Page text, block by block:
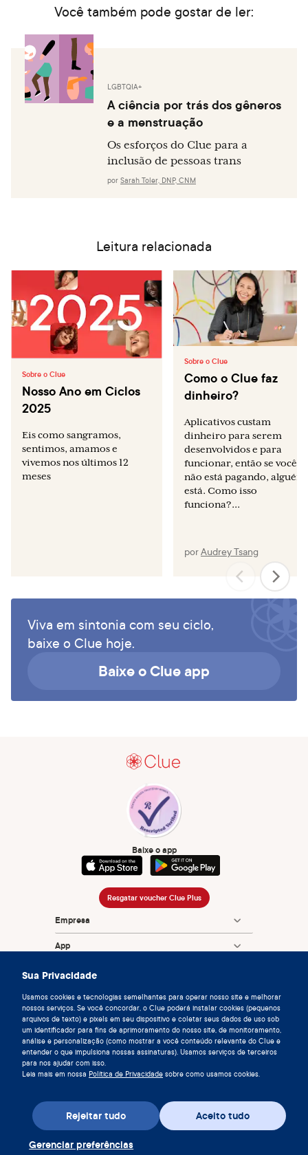
Sua Privacidade
Usamos cookies e tecnologias semelhantes para operar nosso site e melhorar
nossos serviços. Se você concordar, o Clue poderá instalar cookies (pequenos
arquivos de texto) e pixels em seu dispositivo e coletar seus dados de uso sob
um identificador para fins de aprimoramento do nosso site, de monitoramento,
análise e personalização (como mostrar a você conteúdo relevante do Clue e
entender o que impulsiona nossas assinaturas). Usamos serviços de terceiros
para nos ajudar com isso.
Leia mais em nossa Política de Privacidade sobre como usamos cookies.
Aceito tudo
Rejeitar tudo
Gerenciar preferências
Você também pode gostar de ler:
LGBTQIA+
A ciência por trás dos gêneros
e a menstruação
Os esforços do Clue para a
inclusão de pessoas trans
por Sarah Toler, DNP, CNM
Leitura relacionada
Sobre o Clue
Nosso Ano em Ciclos
2025
Eis como sangramos,
sentimos, amamos e
vivemos nos últimos 12
meses
Sobre o Clue
Como o Clue faz
dinheiro?
Aplicativos custam
dinheiro para serem
desenvolvidos e para
funcionar, então se você
não está pagando, alguém
está. Como isso
funciona?...
porAudrey Tsang
Viva em sintonia com seu ciclo,
baixe o Clue hoje.
Baixe o Clue app
Baixe o app
Resgatar voucher Clue Plus
Empresa
App
Enciclopédia
Informação
Partnerships
© 2026 Clue by Biowink GmbH, Todos direitos reservados